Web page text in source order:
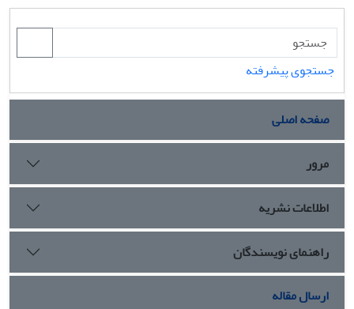
جستجوی پیشرفته
صفحه اصلی
مرور
اطلاعات نشریه
راهنمای نویسندگان
ارسال مقاله